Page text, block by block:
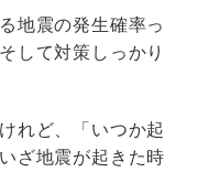
地震の発生確率っ
して対策しっかり
れど、「いつか起
ざ地震が起きた時